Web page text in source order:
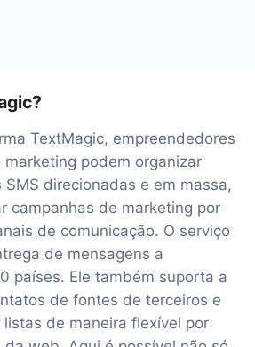
TextMagic, empreendedores
podem organizar
direcionadas e em massa,
campanhas de marketing por
de comunicação. O serviço
de mensagens a
países. Ele também suporta a
de fontes de terceiros e
de maneira flexível por